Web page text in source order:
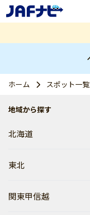
ホーム スポット一覧
地域から探す
北海道
東北
関東甲信越